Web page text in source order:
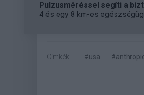
Pulzusméréssel segíti a
4 és egy 8 km-es
Címkék: #usa